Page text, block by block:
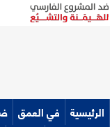
الرئيسية في العمق